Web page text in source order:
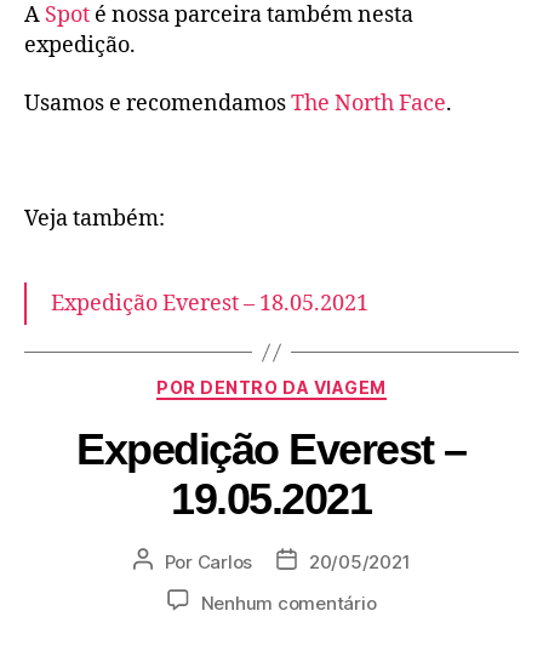
A Spot é nossa parceira também nesta
expedição.
Usamos e recomendamosThe North Face.
Veja também:
Expedição Everest – 18.05.2021
POR DENTRO DA VIAGEM
Expedição Everest –
19.05.2021
Por Carlos
20/05/2021
Nenhum comentário